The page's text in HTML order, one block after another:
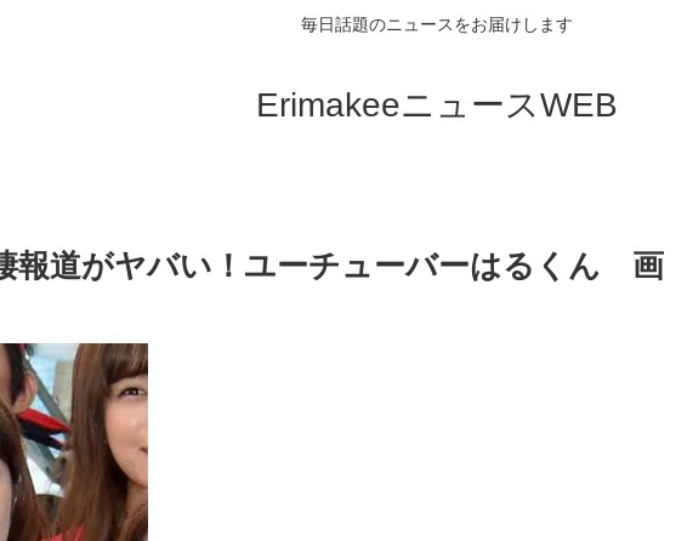
毎日話題のニュースをお届けします
ErimakeeニュースWEB
報道がヤバい！ユーチューバーはるくん 画